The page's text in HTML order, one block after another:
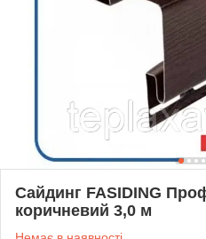
Сайдинг FASIDING
коричневий 3,0 м